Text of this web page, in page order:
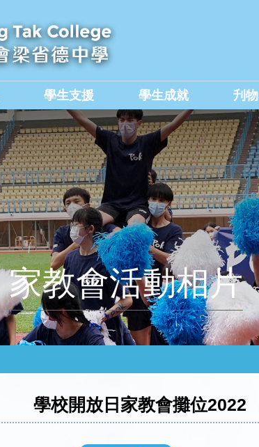
學生支援 學生成就 刋物
家教會活動相片
學校開放日家教會攤位2022